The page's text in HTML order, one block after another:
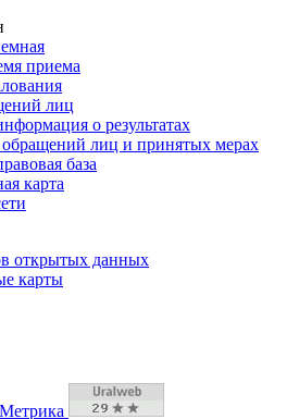
приема
лиц
о результатах
обращений лиц и принятых мерах
база
карта
открытых данных
карты